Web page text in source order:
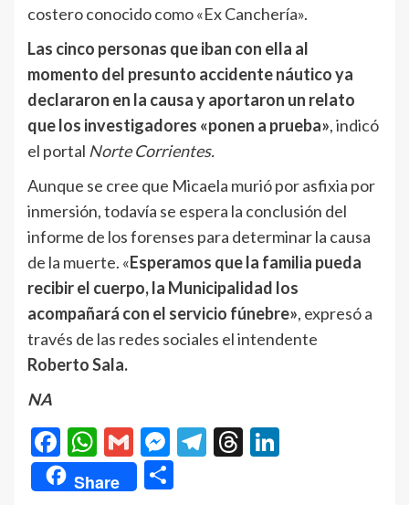
costero conocido como «Ex Canchería».
Las cinco personas que iban con ella al
momento del presunto accidente náutico ya
declararon en la causa y aportaron un relato
que los investigadores «ponen a prueba», indicó
el portal Norte Corrientes.
Aunque se cree que Micaela murió por asfixia por
inmersión, todavía se espera la conclusión del
informe de los forenses para determinar la causa
de la muerte. «Esperamos que la familia pueda
recibir el cuerpo, la Municipalidad los
acompañará con el servicio fúnebre», expresó a
través de las redes sociales el intendente
Roberto Sala.
NA
Facebook
WhatsApp
GmailMessenger
Telegram
Threads
Share